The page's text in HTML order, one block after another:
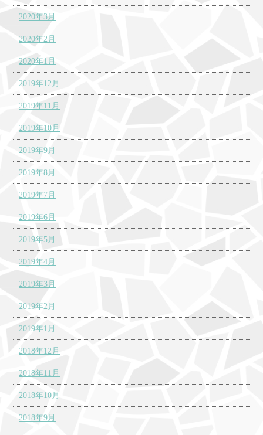
2020年3月
2020年2月
2020年1月
2019年12月
2019年11月
2019年10月
2019年9月
2019年8月
2019年7月
2019年6月
2019年5月
2019年4月
2019年3月
2019年2月
2019年1月
2018年12月
2018年11月
2018年10月
2018年9月